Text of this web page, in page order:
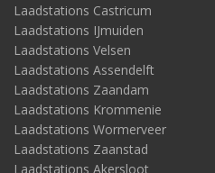
Laadstations Castricum
Laadstations IJmuiden
Laadstations Velsen
Laadstations Assendelft
Laadstations Zaandam
Laadstations Krommenie
Laadstations Wormerveer
Laadstations Zaanstad
Laadstations Akersloot